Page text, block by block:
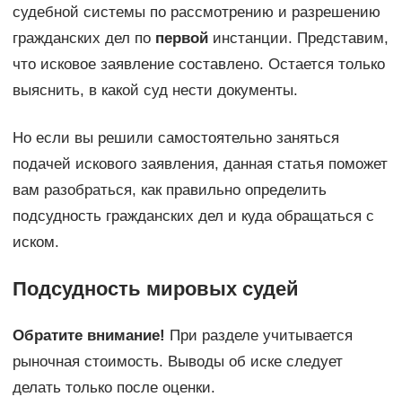
судебной системы по рассмотрению и разрешению
гражданских дел по первойинстанции. Представим,
что исковое заявление составлено. Остается только
выяснить, в какой суд нести документы.
Но если вы решили самостоятельно заняться
подачей искового заявления, данная статья поможет
вам разобраться, как правильно определить
подсудность гражданских дел и куда обращаться с
иском.
Подсудность мировых судей
Обратите внимание! При разделе учитывается
рыночная стоимость. Выводы об иске следует
делать только после оценки.